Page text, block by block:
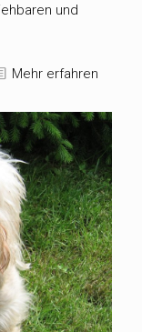
und
Mehr erfahren